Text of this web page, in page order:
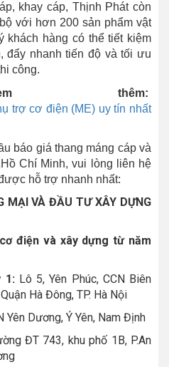
khay cáp, Thịnh Phát còn
với hơn 200 sản phẩm vật
hàng có thể tiết kiệm
đẩy nhanh tiến độ và tối ưu
công.
thêm:
trợ cơ điện (ME) uy tín nhất
báo giá thang máng cáp và
Chí Minh, vui lòng liên hệ
hỗ trợ nhanh nhất:
MẠI VÀ ĐẦU TƯ XÂY DỰNG
điện và xây dựng từ năm
1: Lô 5, Yên Phúc, CCN Biên
Hà Đông, TP. Hà Nội
Yên Dương, Ý Yên, Nam Định
ĐT 743, khu phố 1B, P.An